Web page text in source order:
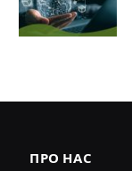
ПРО НАС